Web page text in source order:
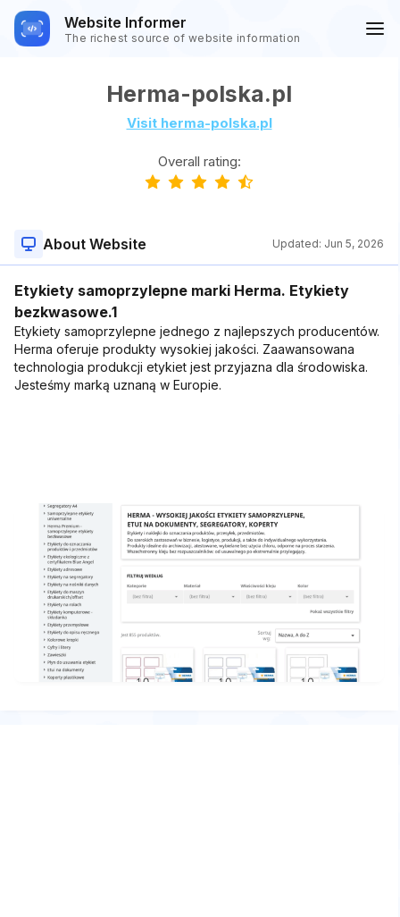
Website Informer
The richest source of website information
Herma-polska.pl
Visit herma-polska.pl
Overall rating:
About Website Updated: Jun 5, 2026
Etykiety samoprzylepne marki Herma. Etykiety
bezkwasowe.1
Etykiety samoprzylepne jednego z najlepszych producentów.
Herma oferuje produkty wysokiej jakości. Zaawansowana
technologia produkcji etykiet jest przyjazna dla środowiska.
Jesteśmy marką uznaną w Europie.